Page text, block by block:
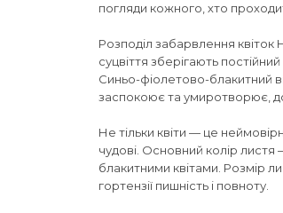
погляди кожного, хто
Розподіл забарвлення
суцвіття зберігають
Синьо-фіолетово-блакитний
заспокоює та умиротворює,
Не тільки квіти — це
чудові. Основний колір
блакитними квітами. Розмір
гортензії пишність і повноту.